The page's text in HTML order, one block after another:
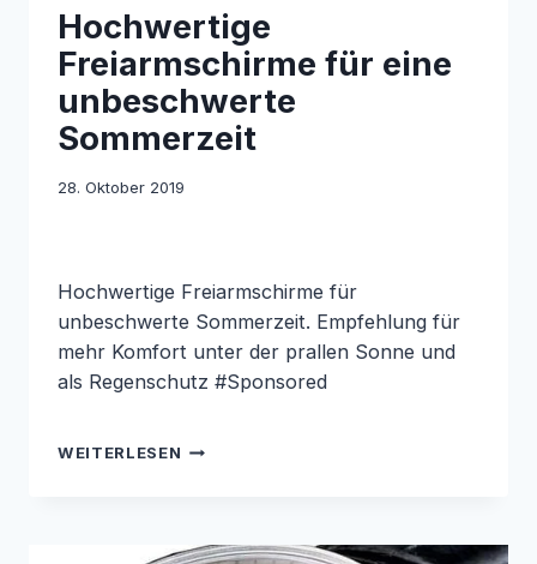
Hochwertige
Freiarmschirme für eine
unbeschwerte
Sommerzeit
28. Oktober 2019
Hochwertige Freiarmschirme für
unbeschwerte Sommerzeit. Empfehlung für
mehr Komfort unter der prallen Sonne und
als Regenschutz #Sponsored
WEITERLESEN HOCHWERTIGE